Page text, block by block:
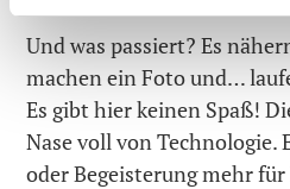
Und was passiert? Es
machen ein Foto und…
Es gibt hier keinen Spaß!
Nase voll von Technologie.
oder Begeisterung mehr